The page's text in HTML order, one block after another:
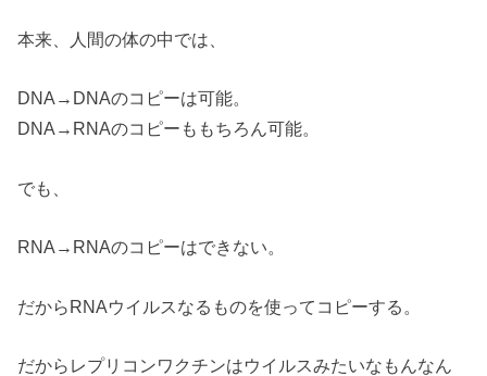
本来、人間の体の中では、
DNA→DNAのコピーは可能。
DNA→RNAのコピーももちろん可能。
でも、
RNA→RNAのコピーはできない。
だからRNAウイルスなるものを使ってコピーする。
だからレプリコンワクチンはウイルスみたいなもんなん